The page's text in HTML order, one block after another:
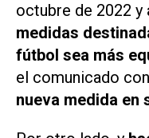
octubre de 2022 y
medidas
fútbol sea más
el comunicado
nueva medida en